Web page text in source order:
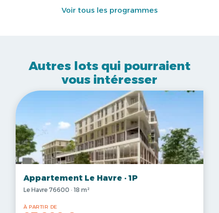
Voir tous les programmes
Autres lots qui pourraient
vous intéresser
Appartement Le Havre · 1P
Le Havre 76600 · 18 m²
À PARTIR DE